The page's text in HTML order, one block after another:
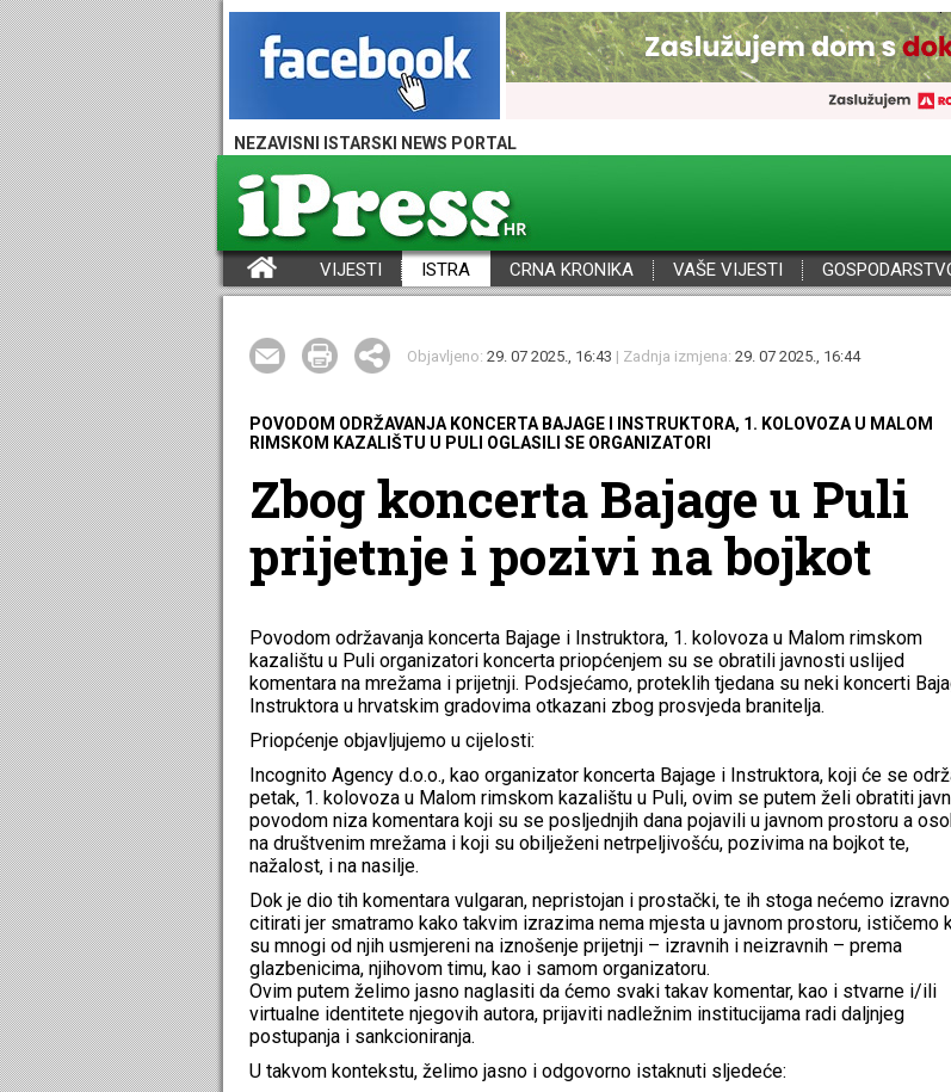
NEZAVISNI ISTARSKI NEWS PORTAL
VIJESTI ISTRA CRNA KRONIKA VAŠE VIJESTI
Objavljeno: 29. 07 2025., 16:43 | Zadnja izmjena: 29. 07 2025., 16:44
POVODOM ODRŽAVANJA KONCERTA BAJAGE I INSTRUKTORA, 1. KOLOVOZA U MALOM
RIMSKOM KAZALIŠTU U PULI OGLASILI SE ORGANIZATORI
Zbog koncerta Bajage u Puli
prijetnje i pozivi na bojkot
Povodom održavanja koncerta Bajage i Instruktora, 1. kolovoza u Malom rimskom
kazalištu u Puli organizatori koncerta priopćenjem su se obratili javnosti uslijed
komentara na mrežama i prijetnji. Podsjećamo, proteklih tjedana su neki koncerti
Instruktora u hrvatskim gradovima otkazani zbog prosvjeda branitelja.
Priopćenje objavljujemo u cijelosti:
Incognito Agency d.o.o., kao organizator koncerta Bajage i Instruktora, koji će se
petak, 1. kolovoza u Malom rimskom kazalištu u Puli, ovim se putem želi obratiti
povodom niza komentara koji su se posljednjih dana pojavili u javnom prostoru a
na društvenim mrežama i koji su obilježeni netrpeljivošću, pozivima na bojkot te,
nažalost, i na nasilje.
Dok je dio tih komentara vulgaran, nepristojan i prostački, te ih stoga nećemo izravno
citirati jer smatramo kako takvim izrazima nema mjesta u javnom prostoru, ističemo
su mnogi od njih usmjereni na iznošenje prijetnji – izravnih i neizravnih – prema
glazbenicima, njihovom timu, kao i samom organizatoru.
Ovim putem želimo jasno naglasiti da ćemo svaki takav komentar, kao i stvarne i/ili
virtualne identitete njegovih autora, prijaviti nadležnim institucijama radi daljnjeg
postupanja i sankcioniranja.
U takvom kontekstu, želimo jasno i odgovorno istaknuti sljedeće: